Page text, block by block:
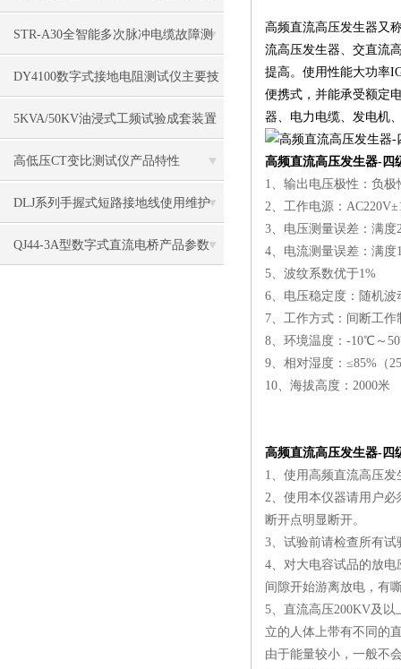
STR-A30全智能多次脉冲电缆故障测
试仪产品特点
DY4100数字式接地电阻测试仪主要技
术参数
5KVA/50KV油浸式工频试验成套装置
技术参数
高低压CT变比测试仪产品特性
DLJ系列手握式短路接地线使用维护
QJ44-3A型数字式直流电桥产品参数
高频直流高压发生器又
流高压发生器、交直流
提高。使用性能大功率
便携式，并能承受额定
器、电力电缆、发电机
高频直流高压发生器-四
1、输出电压极性：负极
2、工作电源：
3、电压测量误差：满度
4、电流测量误差：满度
5、波纹系数优于1%
6、电压稳定度：随机波
7、工作方式：间断工
8、环境温度：-10℃～
9、相对湿度：≤85%（
10、海拔高度：2000米
高频直流高压发生器-四
1、使用高频直流高压
2、使用本仪器请用户
断开点明显断开。
3、试验前请检查所有
4、对大电容试品的放
间隙开始游离放电，有
5、直流高压200KV及
立的人体上带有不同的
由于能量较小，一般不